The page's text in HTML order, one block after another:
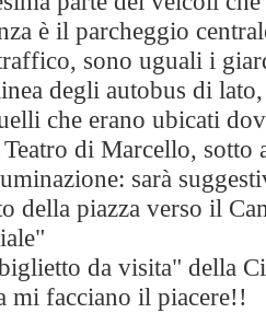
è il parcheggio
sono uguali i
degli autobus di
che erano ubicati
di Marcello,
sarà
della piazza verso il
da visita" della
mi facciano il piacere!!